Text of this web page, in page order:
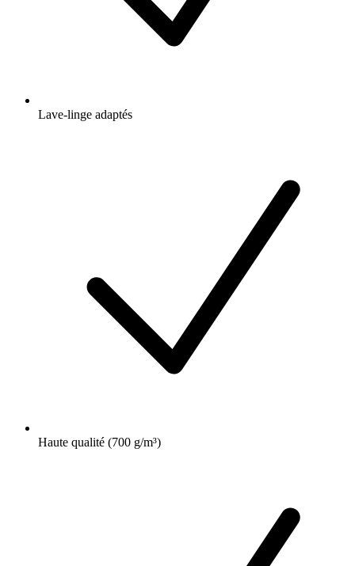
Lave-linge adaptés
Haute qualité (700 g/m³)